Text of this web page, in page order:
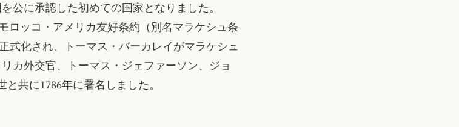
公に承認した初めての国家となりました。
ロッコ・アメリカ友好条約（別名マラケシュ条
式化され、トーマス・バーカレイがマラケシュ
カ外交官、トーマス・ジェファーソン、ジョ
共に1786年に署名しました。